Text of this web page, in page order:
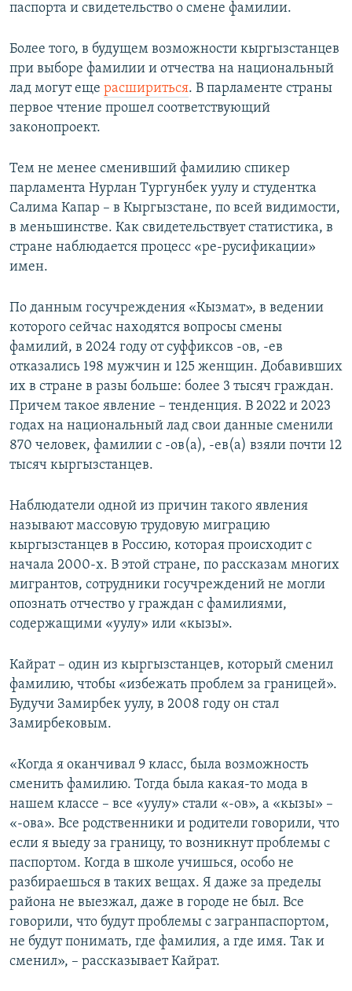
паспорта и свидетельство о смене фамилии.
Более того, в будущем возможности кыргызстанцев
при выборе фамилии и отчества на национальный
лад могут еще расшириться. В парламенте страны
первое чтение прошел соответствующий
законопроект.
Тем не менее сменивший фамилию спикер
парламента Нурлан Тургунбек уулу и студентка
Салима Капар – в Кыргызстане, по всей видимости,
в меньшинстве. Как свидетельствует статистика, в
стране наблюдается процесс «ре-русификации»
имен.
По данным госучреждения «Кызмат», в ведении
которого сейчас находятся вопросы смены
фамилий, в 2024 году от суффиксов -ов, -ев
отказались 198 мужчин и 125 женщин. Добавивших
их в стране в разы больше: более 3 тысяч граждан.
Причем такое явление – тенденция. В 2022 и 2023
годах на национальный лад свои данные сменили
870 человек, фамилии с -ов(а), -ев(а) взяли почти 12
тысяч кыргызстанцев.
Наблюдатели одной из причин такого явления
называют массовую трудовую миграцию
кыргызстанцев в Россию, которая происходит с
начала 2000-х. В этой стране, по рассказам многих
мигрантов, сотрудники госучреждений не могли
опознать отчество у граждан с фамилиями,
содержащими «уулу» или «кызы».
Кайрат – один из кыргызстанцев, который сменил
фамилию, чтобы «избежать проблем за границей».
Будучи Замирбек уулу, в 2008 году он стал
Замирбековым.
«Когда я оканчивал 9 класс, была возможность
сменить фамилию. Тогда была какая-то мода в
нашем классе – все «уулу» стали «-ов», а «кызы» –
«-ова». Все родственники и родители говорили, что
если я выеду за границу, то возникнут проблемы с
паспортом. Когда в школе учишься, особо не
разбираешься в таких вещах. Я даже за пределы
района не выезжал, даже в городе не был. Все
говорили, что будут проблемы с загранпаспортом,
не будут понимать, где фамилия, а где имя. Так и
сменил», – рассказывает Кайрат.